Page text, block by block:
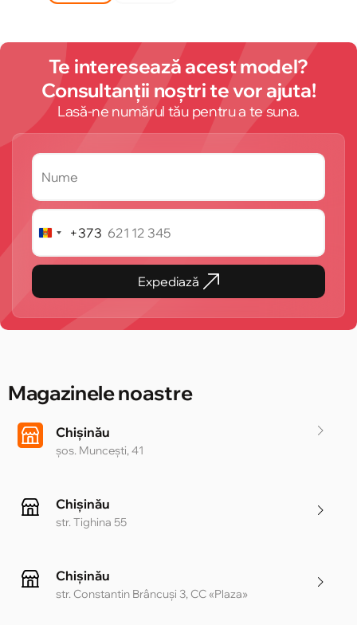
Te interesează acest model?
Consultanții noștri te vor ajuta!
Lasă-ne numărul tău pentru a te suna.
Republica
+373
+373
Expediază
Magazinele noastre
Chișinău
șos. Muncești, 41
Chișinău
str. Tighina 55
Chișinău
str. Constantin Brâncuși 3, CC «Plaza»